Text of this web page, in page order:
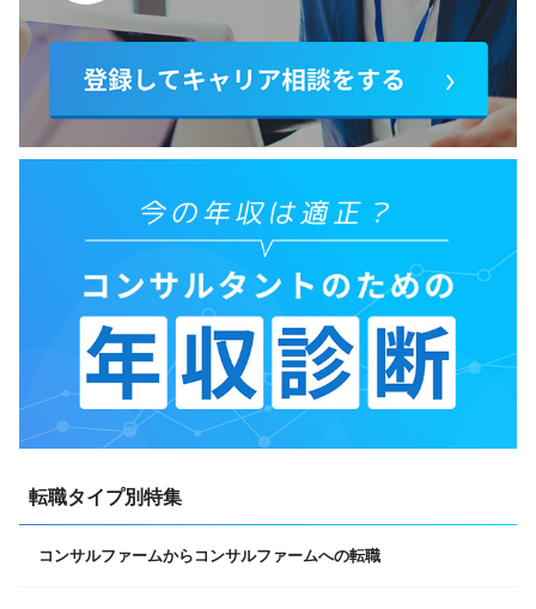
転職タイプ別特集
コンサルファームからコンサルファームへの転職